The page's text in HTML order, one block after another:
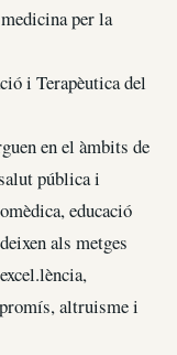
per la
i Terapèutica del
en el àmbits de
pública i
educació
als metges
altruisme i